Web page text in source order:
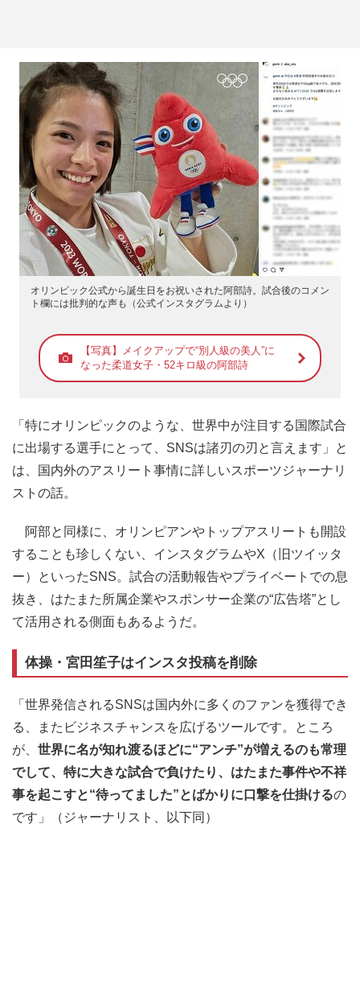
オリンピック公式から誕生日をお祝いされた阿部詩。試合後のコメン
ト欄には批判的な声も（公式インスタグラムより）
【写真】メイクアップで“別人級の美人”に
なった柔道女子・52キロ級の阿部詩
「特にオリンピックのような、世界中が注目する国際試合
に出場する選手にとって、SNSは諸刃の刃と言えます」と
は、国内外のアスリート事情に詳しいスポーツジャーナリ
ストの話。
阿部と同様に、オリンピアンやトップアスリートも開設
することも珍しくない、インスタグラムやX（旧ツイッタ
ー）といったSNS。試合の活動報告やプライベートでの息
抜き、はたまた所属企業やスポンサー企業の“広告塔”とし
て活用される側面もあるようだ。
体操・宮田笙子はインスタ投稿を削除
「世界発信されるSNSは国内外に多くのファンを獲得でき
る、またビジネスチャンスを広げるツールです。ところ
が、 世界に名が知れ渡るほどに“アンチ”が増えるのも常理
でして、特に大きな試合で負けたり、はたまた事件や不祥
事を起こすと“待ってました”とばかりに口撃を仕掛けるの
です」（ジャーナリスト、以下同）